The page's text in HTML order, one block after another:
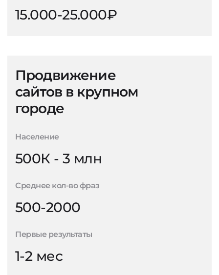
15.000-25.000₽
Продвижение
сайтов в крупном
городе
Население
500К - 3 млн
Среднее кол-во фраз
500-2000
Первые результаты
1-2 мес